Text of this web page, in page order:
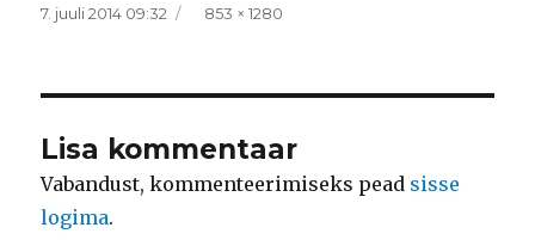
Postitatud
7. juuli 2014 09:32 Täissuurus
853 × 1280
Lisa kommentaar
Vabandust, kommenteerimiseks pead sisse
logima.